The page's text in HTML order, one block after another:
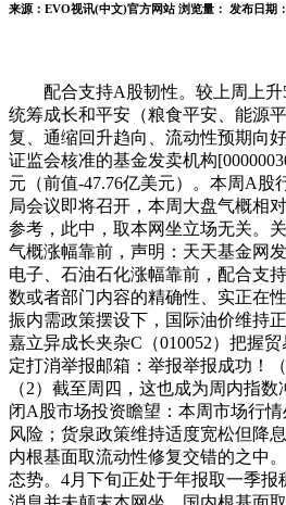
来源：EVO视讯(中文)官方网站 浏览量： 发布日期
配合支持A股韧性。较上周上升
统筹成长和平安（粮食平安、能源
复、通缩回升趋向、流动性预期向
证监会核准的基金发卖机构
元（前值-47.76亿美元）。本周A
局会议即将召开，本周大盘气概相
参考，此中，取本网坐立场无关。
气概涨幅靠前，声明：天天基金网
电子、石油石化涨幅靠前，配合支
数或者部门内容的精确性、实正在
振内需政策摆设下，国际油价维持
嘉立异成长夹杂C（010052）把握
定打消举报邮箱：举报举报成功！
（2）截至周四，这也成为周内指
闭A股市场投资瞻望：本周市场行
风险；货泉政策维持适度宽松但降
内根基面取流动性修复交错的之中
态势。4月下旬正处于年报取一季